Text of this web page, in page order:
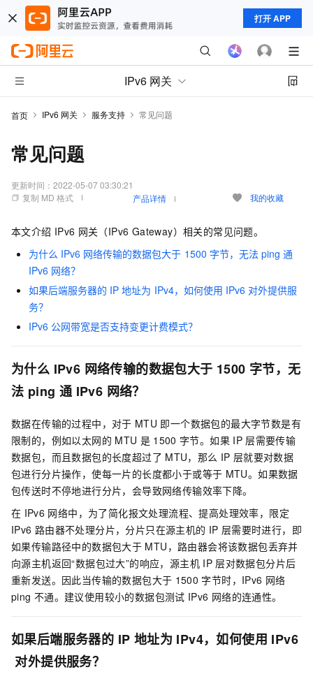
打开 APP
IPv6 网关
首页 IPv6 网关 服务支持 常见问题
常见问题
更新时间： 2022-05-07 03:30:21
复制 MD 格式
产品详情 我的收藏
本文介绍 IPv6 网关（IPv6 Gateway）相关的常见问题。
为什么 IPv6 网络传输的数据包大于 1500 字节，无法 ping 通
IPv6 网络？
如果后端服务器的 IP 地址为 IPv4，如何使用 IPv6 对外提供服
务？
IPv6 公网带宽是否支持变更计费模式？
为什么 IPv6 网络传输的数据包大于 1500 字节，无
法 ping 通 IPv6 网络？
数据在传输的过程中，对于 MTU 即一个数据包的最大字节数是有
限制的，例如以太网的 MTU 是 1500 字节。如果 IP 层需要传输
数据包，而且数据包的长度超过了 MTU，那么 IP 层就要对数据
包进行分片操作，使每一片的长度都小于或等于 MTU。如果数据
包传送时不停地进行分片，会导致网络传输效率下降。
在 IPv6 网络中，为了简化报文处理流程、提高处理效率，限定
IPv6 路由器不处理分片，分片只在源主机的 IP 层需要时进行，即
如果传输路径中的数据包大于 MTU，路由器会将该数据包丢弃并
向源主机返回“数据包过大”的响应，源主机 IP 层对数据包分片后
重新发送。因此当传输的数据包大于 1500 字节时，IPv6 网络
ping 不通。建议使用较小的数据包测试 IPv6 网络的连通性。
如果后端服务器的 IP 地址为 IPv4，如何使用 IPv6
对外提供服务？